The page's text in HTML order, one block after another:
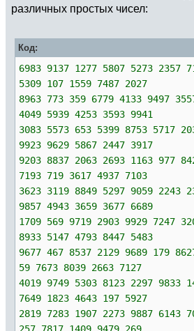
различных простых чисел:
Код:
6983 9137 1277 5807 5273 2357
5309 107 1559 7487 2027
8963 773 359 6779 4133 9497
4049 5939 4253 3593 9941
3083 5573 653 5399 8753 5717
9923 9629 5867 2447 3917
9203 8837 2063 2693 1163 977
7193 719 3617 4937 7103
3623 3119 8849 5297 9059 2243
9857 4943 3659 3677 6689
1709 569 9719 2903 9929 7247
8933 5147 4793 8447 5483
9677 467 8537 2129 9689 179
59 7673 8039 2663 7127
4019 9749 5303 8123 2297 9833
7649 1823 4643 197 5927
2819 7283 1907 2273 9887 6143